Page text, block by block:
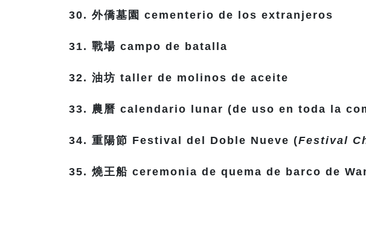
30. 外僑墓園 cementerio de los extranjeros
31. 戰場 campo de batalla
32. 油坊 taller de molinos de aceite
33. 農曆 calendario lunar (de uso en toda la
34. 重陽節 Festival del Doble Nueve (Festival
35. 燒王船 ceremonia de quema de barco de